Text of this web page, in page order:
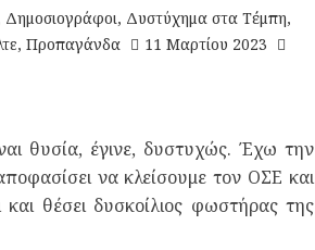
Δημοσιογράφοι, Δυστύχημα στα Τέμπη,
, Προπαγάνδα
11 Μαρτίου 2023
θυσία, έγινε, δυστυχώς. Έχω την
να κλείσουμε τον ΟΣΕ και
θέσει δυσκοίλιος φωστήρας της